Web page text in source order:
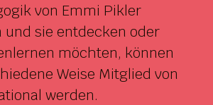
von Emmi Pikler
und sie entdecken oder
möchten, können
Weise Mitglied von
werden.